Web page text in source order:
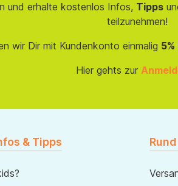
und erhalte kostenlos Infos, Tipps
teilzunehmen!
wir Dir mit Kundenkonto einmalig
Hier gehts zur
& Tipps